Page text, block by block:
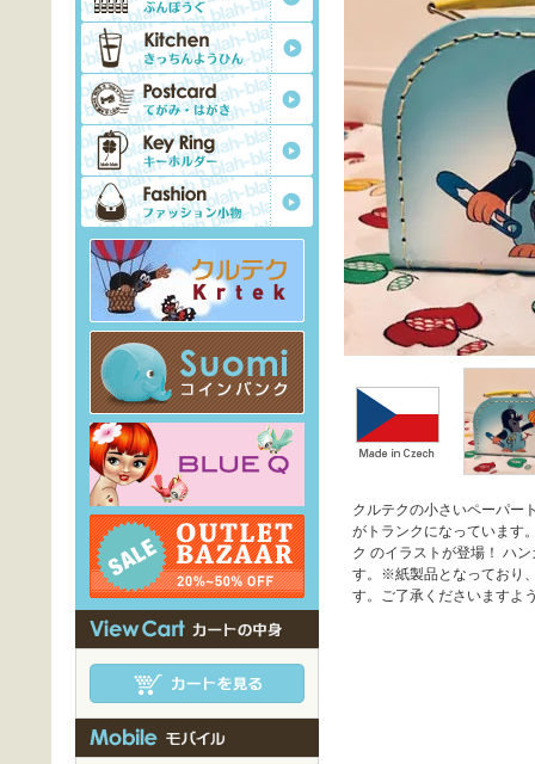
クルテクの小さいペーパー
がトランクになっています
ク のイラストが登場！ ハ
す。※紙製品となっており
す。ご了承くださいますよ